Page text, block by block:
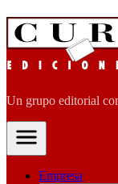
Un grupo editorial
Empresa